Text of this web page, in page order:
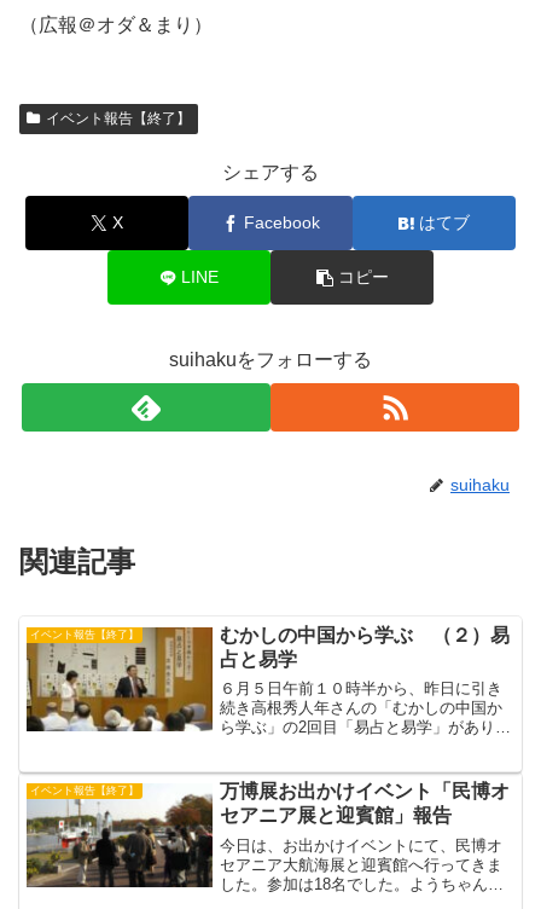
（広報＠オダ＆まり）
イベント報告【終了】
シェアする
X Facebook はてブ
LINE コピー
suihakuをフォローする
suihaku
関連記事
イベント報告【終了】
むかしの中国から学ぶ （２）易
占と易学
６月５日午前１０時半から、昨日に引き
続き高根秀人年さんの「むかしの中国か
ら学ぶ」の2回目「易占と易学」がありま
イベント報告【終了】
万博展お出かけイベント「民博オ
セアニア展と迎賓館」報告
今日は、お出かけイベントにて、民博オ
セアニア大航海展と迎賓館へ行ってきま
した。参加は18名でした。ようちゃんの